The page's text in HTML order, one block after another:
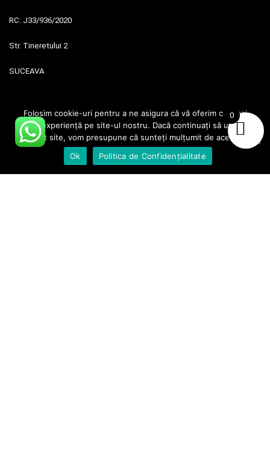
RC: J33/936/2020
Str. Tineretului 2
SUCEAVA
Magazinul Meu
Termeni si conditii
Politică de confidențialitate
0
Folosim cookie-uri pentru a ne asigura că vă oferim cea mai
bună experiență pe site-ul nostru. Dacă continuați să utilizați
acest site, vom presupune că sunteți mulțumit de acesta.
Ok
Politica de Confidențialitate